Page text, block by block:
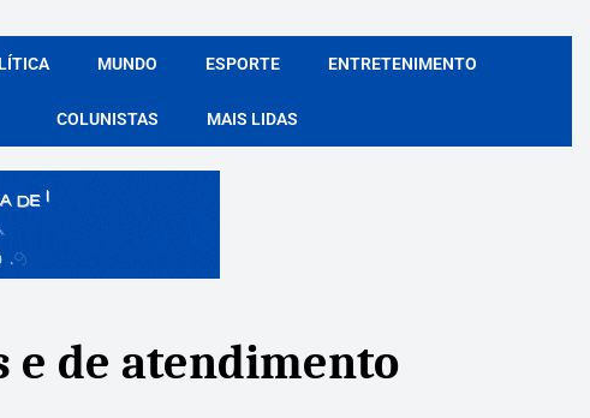
MUNDO ESPORTE ENTRETENIMENTO
COLUNISTAS MAIS LIDAS
e de atendimento